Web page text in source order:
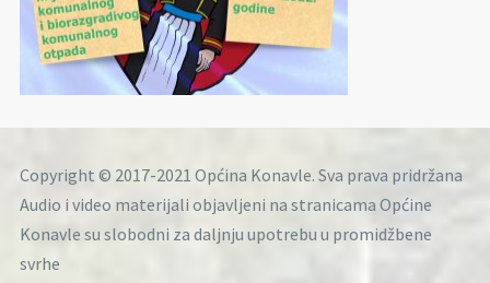
Copyright © 2017-2021 Općina Konavle. Sva prava pridržana
Audio i video materijali objavljeni na stranicama Općine
Konavle su slobodni za daljnju upotrebu u promidžbene
svrhe